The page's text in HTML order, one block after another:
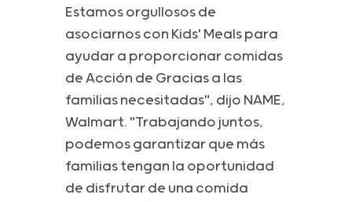
Estamos orgullosos de
asociarnos con Kids' Meals para
ayudar a proporcionar comidas
de Acción de Gracias a las
familias necesitadas", dijo NAME,
Walmart. "Trabajando juntos,
podemos garantizar que más
familias tengan la oportunidad
de disfrutar de una comida